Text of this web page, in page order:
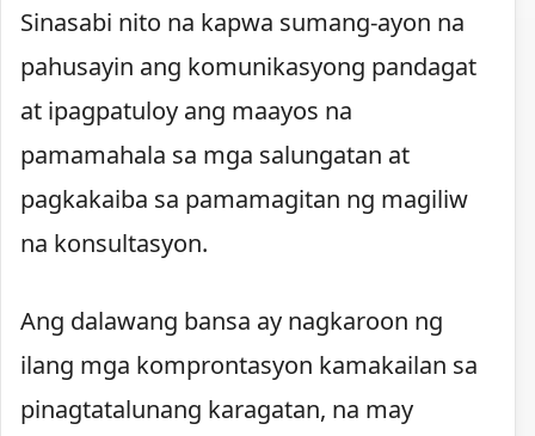
Sinasabi nito na kapwa sumang-ayon na
pahusayin ang komunikasyong pandagat
at ipagpatuloy ang maayos na
pamamahala sa mga salungatan at
pagkakaiba sa pamamagitan ng magiliw
na konsultasyon.
Ang dalawang bansa ay nagkaroon ng
ilang mga komprontasyon kamakailan sa
pinagtatalunang karagatan, na may